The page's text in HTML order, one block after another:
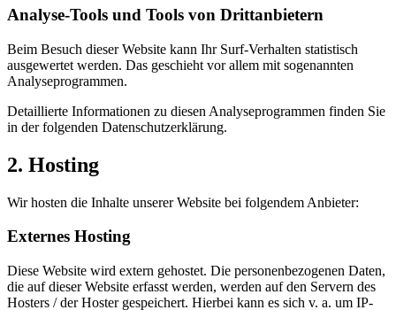
Analyse-Tools und Tools von Dritt­anbietern
Beim Besuch dieser Website kann Ihr Surf-Verhalten statistisch
ausgewertet werden. Das geschieht vor allem mit sogenannten
Analyseprogrammen.
Detaillierte Informationen zu diesen Analyseprogrammen finden Sie
in der folgenden Datenschutzerklärung.
2. Hosting
Wir hosten die Inhalte unserer Website bei folgendem Anbieter:
Externes Hosting
Diese Website wird extern gehostet. Die personenbezogenen Daten,
die auf dieser Website erfasst werden, werden auf den Servern des
Hosters / der Hoster gespeichert. Hierbei kann es sich v. a. um IP-